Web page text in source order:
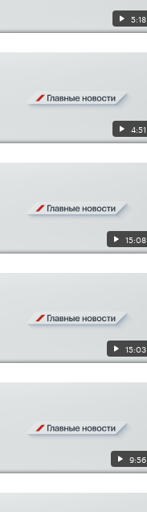
5:18
4:51
15:08
15:03
9:56